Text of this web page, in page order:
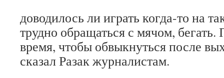
доводилось ли играть когда-то на
трудно обращаться с мячом, бегать.
время, чтобы обвыкнуться после
сказал Разак журналистам.